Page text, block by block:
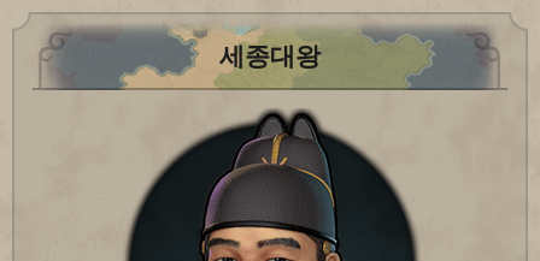
세종대왕